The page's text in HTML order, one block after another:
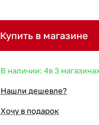
Купить в магазине
В наличии: 4в 3
Нашли дешевле?
Хочу в подарок